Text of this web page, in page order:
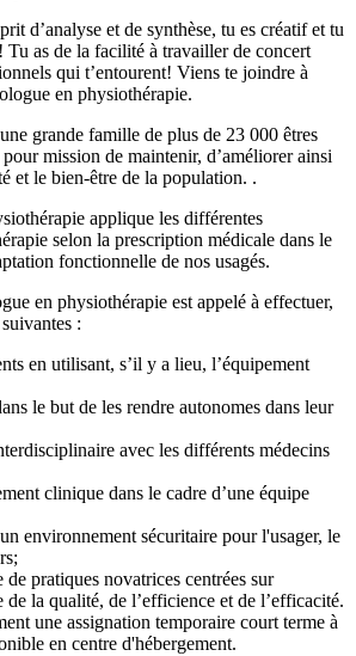
d’analyse et de synthèse, tu es créatif et tu
Tu as de la facilité à travailler de concert
qui t’entourent! Viens te joindre à
en physiothérapie.
grande famille de plus de 23 000 êtres
mission de maintenir, d’améliorer ainsi
et le bien-être de la population. .
applique les différentes
selon la prescription médicale dans le
fonctionnelle de nos usagés.
en physiothérapie est appelé à effectuer,
:
en utilisant, s’il y a lieu, l’équipement
le but de les rendre autonomes dans leur
avec les différents médecins
clinique dans le cadre d’une équipe
environnement sécuritaire pour l'usager, le
de pratiques novatrices centrées sur
la qualité, de l’efficience et de l’efficacité.
une assignation temporaire court terme à
en centre d'hébergement.